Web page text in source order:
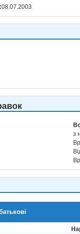
08.07.2003
з